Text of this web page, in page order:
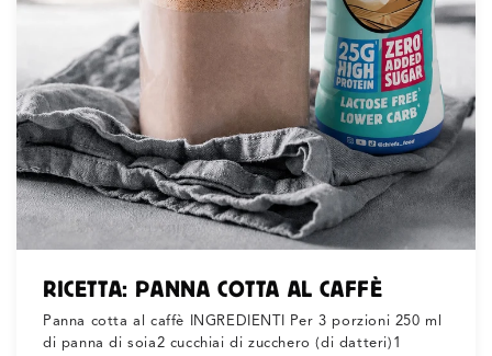
RICETTA: PANNA COTTA AL CAFFÈ
Panna cotta al caffè INGREDIENTI Per 3 porzioni 250 ml
di panna di soia2 cucchiai di zucchero (di datteri)1